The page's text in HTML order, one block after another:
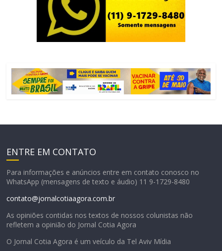
ENTRE EM CONTATO
Para informações e anúncios entre em contato conosco no
WhatsApp (mensagens de texto e áudio) 11 9-1729-8480
contato@jornalcotiaagora.com.br
As opiniões contidas nos textos de nossos colunistas não
refletem a opinião do Jornal Cotia Agora
O Jornal Cotia Agora é um veículo da Tel Aviv Mídia